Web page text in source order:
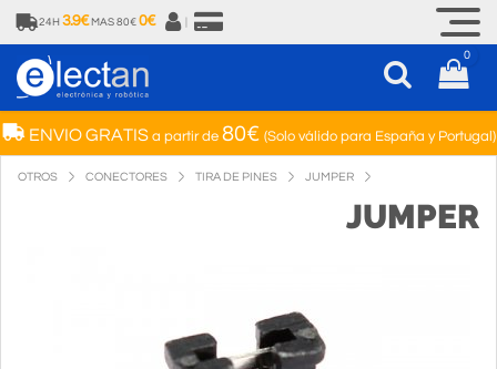
24H 3.9€ MAS 80€ 0€
0
ENVIO GRATISa partir de 80€ (Solo válido para España y Portugal)
OTROS CONECTORES TIRA DE PINES JUMPER
JUMPER